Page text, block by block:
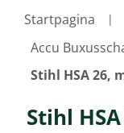
Startpagina
Accu
Stihl HSA 26,
Stihl